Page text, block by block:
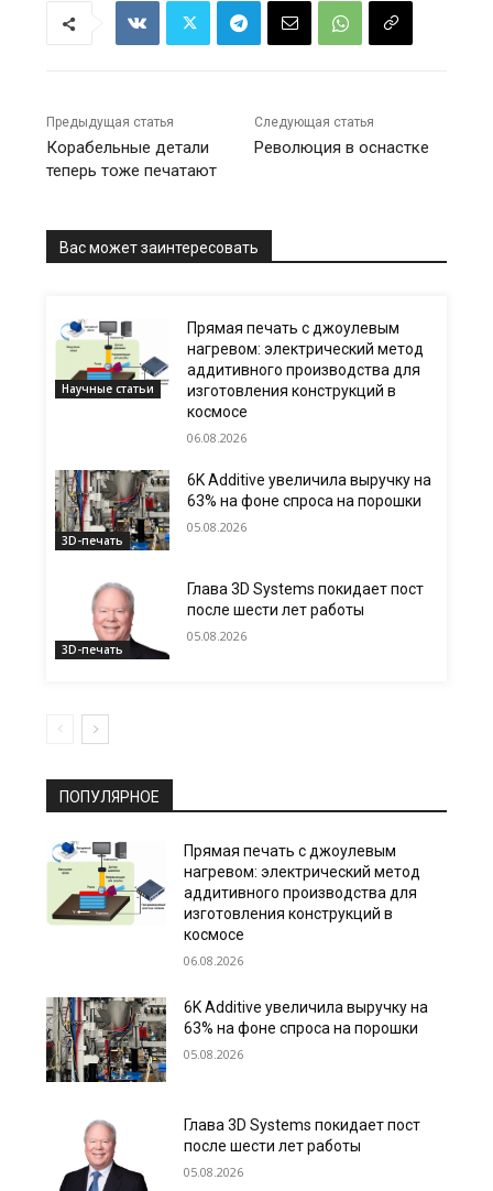
Предыдущая статья
Корабельные детали
теперь тоже печатают
Следующая статья
Революция в оснастке
Вас может заинтересовать
Научные статьи
Прямая печать с джоулевым
нагревом: электрический метод
аддитивного производства для
изготовления конструкций в
космосе
06.08.2026
3D-печать
6K Additive увеличила выручку на
63% на фоне спроса на порошки
05.08.2026
3D-печать
Глава 3D Systems покидает пост
после шести лет работы
05.08.2026
ПОПУЛЯРНОЕ
Прямая печать с джоулевым
нагревом: электрический метод
аддитивного производства для
изготовления конструкций в
космосе
06.08.2026
6K Additive увеличила выручку на
63% на фоне спроса на порошки
05.08.2026
Глава 3D Systems покидает пост
после шести лет работы
05.08.2026